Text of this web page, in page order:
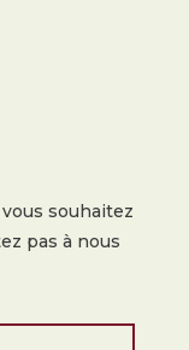
souhaitez
pas à nous